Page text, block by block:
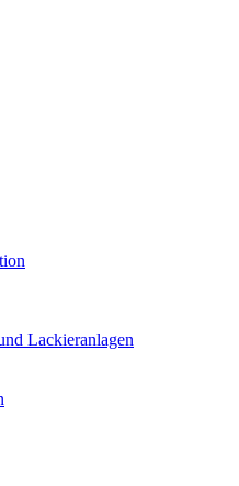
Lackieranlagen